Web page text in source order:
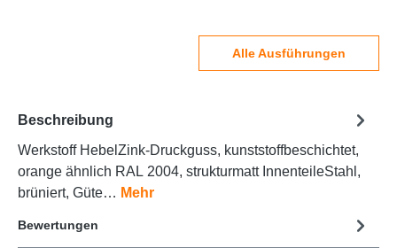
Alle Ausführungen
Beschreibung
Werkstoff HebelZink-Druckguss, kunststoffbeschichtet,
orange ähnlich RAL 2004, strukturmatt InnenteileStahl,
brüniert, Güte… Mehr
Bewertungen